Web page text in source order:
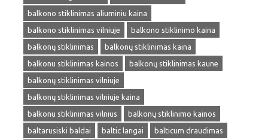
balkono stiklinimas aliuminiu kaina
balkono stiklinimas vilniuje
balkono stiklinimo kaina
balkonų stiklinimas
balkonų stiklinimas kaina
balkonu stiklinimas kainos
balkonų stiklinimas kaune
balkonų stiklinimas vilniuje
balkonų stiklinimas vilniuje kaina
balkonu stiklinimas vilnius
balkonų stiklinimo kainos
baltarusiski baldai
baltic langai
balticum draudimas